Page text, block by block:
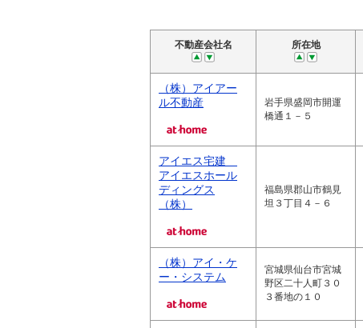
不動産会社名 所在地
（株）アイアー
ル不動産
岩手県盛岡市開運
橋通１－５
アイエス宅建
アイエスホール
ディングス
（株）
福島県郡山市鶴見
坦３丁目４－６
（株）アイ・ケ
ー・システム
宮城県仙台市宮城
野区二十人町３０
３番地の１０